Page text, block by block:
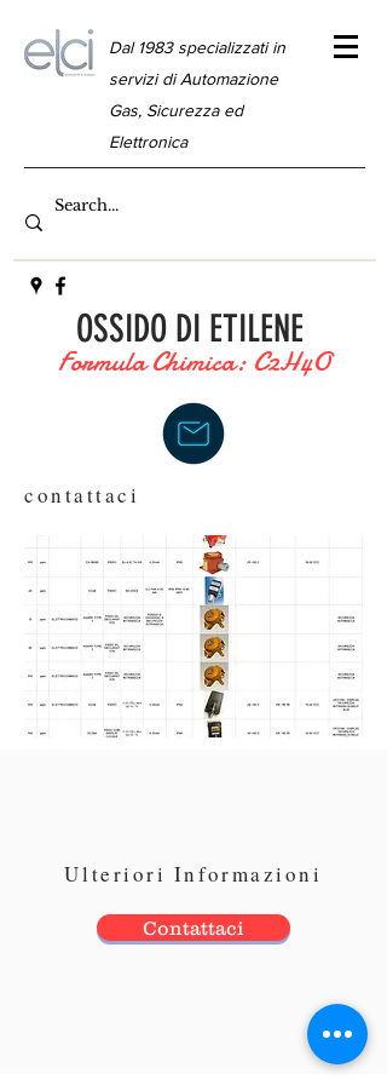
Dal 1983 specializzati in
servizi di Automazione
Gas, Sicurezza ed
Elettronica
OSSIDO DI ETILENE
Formula Chimica: C2H4O
contattaci
Ulteriori Informazioni
Contattaci